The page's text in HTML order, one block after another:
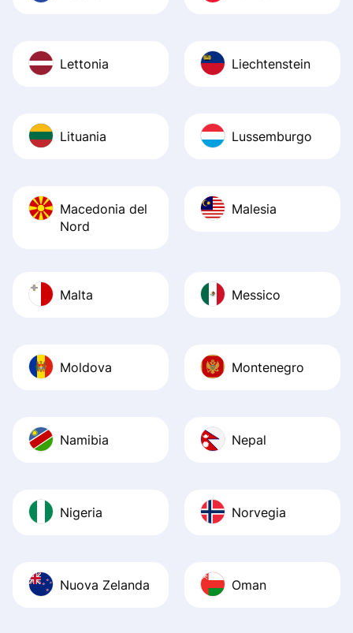
Lettonia Liechtenstein
Lituania Lussemburgo
Macedonia del
Nord
Malesia
Malta Messico
Moldova Montenegro
Namibia Nepal
Nigeria Norvegia
Nuova Zelanda Oman